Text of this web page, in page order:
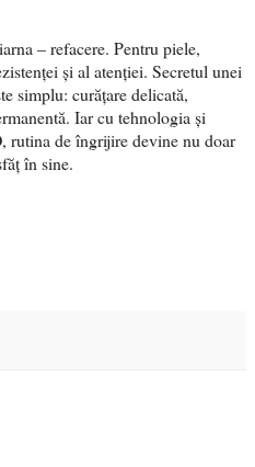
– refacere. Pentru piele,
și al atenției. Secretul unei
simplu: curățare delicată,
Iar cu tehnologia și
rutina de îngrijire devine nu doar
în sine.